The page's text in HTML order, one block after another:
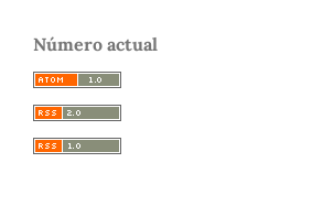
Número actual